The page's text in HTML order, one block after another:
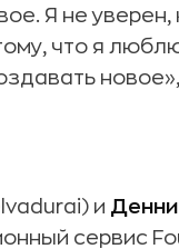
Я не
что я
и
сервис